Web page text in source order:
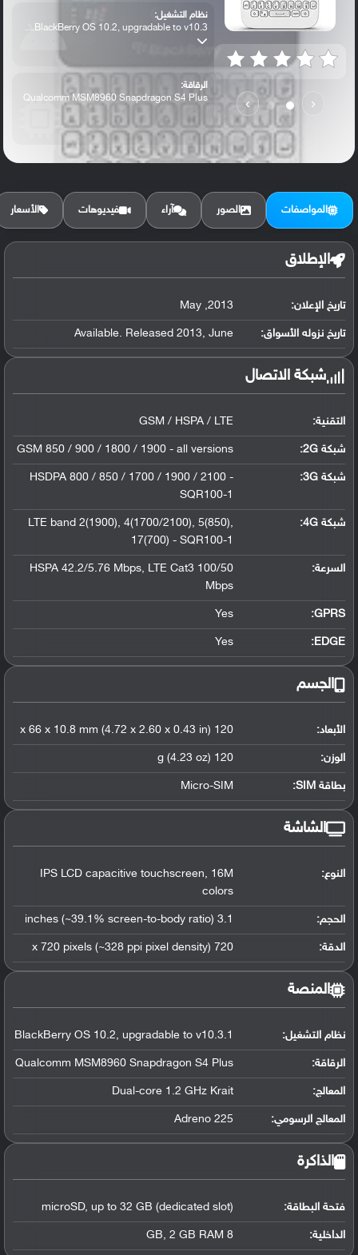
‹
›
نظام التشغيل:
BlackBerry OS 10.2, upgradable to v10.3....
الرقاقة:
Qualcomm MSM8960 Snapdragon S4 Plus
الرام / التخزين:
المواصفات الصور آراء فيديوهات الأسعار
الإطلاق
تاريخ الإعلان: 2013, May
تاريخ نزوله الأسواق: Available. Released 2013, June
شبكة الاتصال
التقنية: GSM / HSPA / LTE
شبكة 2G: GSM 850 / 900 / 1800 / 1900 - all versions
شبكة 3G :
HSDPA 800 / 850 / 1700 / 1900 / 2100 -
SQR100-1
شبكة 4G :
LTE band 2(1900), 4(1700/2100), 5(850),
17(700) - SQR100-1
السرعة:
HSPA 42.2/5.76 Mbps, LTE Cat3 100/50
Mbps
GPRS:
Yes
EDGE:
Yes
الجسم
الأبعاد: 120 x 66 x 10.8 mm (4.72 x 2.60 x 0.43 in)
الوزن: 120 g (4.23 oz)
بطاقة SIM: Micro-SIM
الشاشة
النوع:
IPS LCD capacitive touchscreen, 16M
colors
الحجم: 3.1 inches (~39.1% screen-to-body ratio)
الدقة: 720 x 720 pixels (~328 ppi pixel density)
المنصة
نظام التشغيل:
BlackBerry OS 10.2, upgradable to v10.3.1
الرقاقة:
Qualcomm MSM8960 Snapdragon S4 Plus
المعالج:
Dual-core 1.2 GHz Krait
المعالج الرسومي:
Adreno 225
الذاكرة
فتحة البطاقة: microSD, up to 32 GB (dedicated slot)
الداخلية: 8 GB, 2 GB RAM